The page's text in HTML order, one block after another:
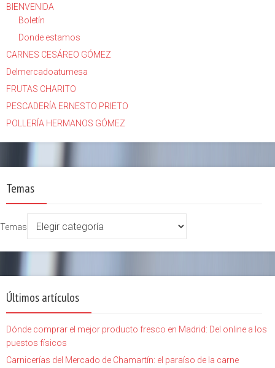
BIENVENIDA
Boletín
Donde estamos
CARNES CESÁREO GÓMEZ
Delmercadoatumesa
FRUTAS CHARITO
PESCADERÍA ERNESTO PRIETO
POLLERÍA HERMANOS GÓMEZ
Temas
Temas
Últimos artículos
Dónde comprar el mejor producto fresco en Madrid: Del online a los
puestos físicos
Carnicerías del Mercado de Chamartín: el paraíso de la carne